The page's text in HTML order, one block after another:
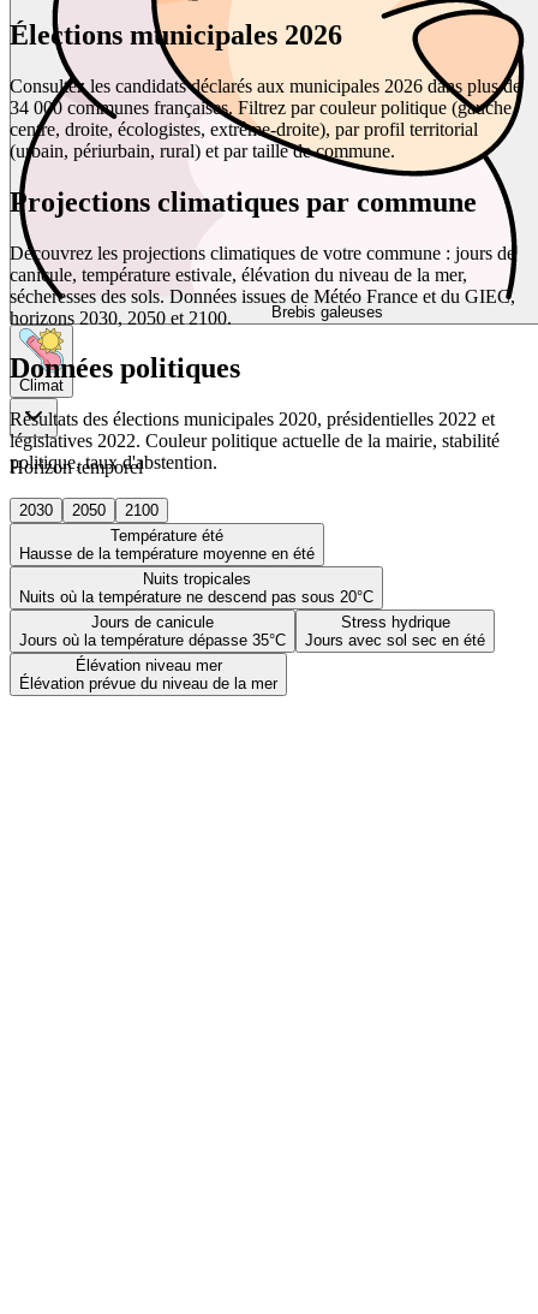
Brebis galeuses
Climat
Horizon temporel
2030 2050
2100
Température été
Hausse de la température moyenne en été
Nuits tropicales
Nuits où la température ne descend pas sous 20°C
Jours de canicule
Jours où la température dépasse 35°C
Stress hydrique
Jours avec sol sec en été
Élévation niveau mer
Élévation prévue du niveau de la mer
Élections municipales 2026
Consultez les candidats déclarés aux municipales 2026 dans plus de
34 000 communes françaises. Filtrez par couleur politique (gauche,
centre, droite, écologistes, extrême-droite), par profil territorial
(urbain, périurbain, rural) et par taille de commune.
Projections climatiques par commune
Découvrez les projections climatiques de votre commune : jours de
canicule, température estivale, élévation du niveau de la mer,
sécheresses des sols. Données issues de Météo France et du GIEC,
horizons 2030, 2050 et 2100.
Données politiques
Résultats des élections municipales 2020, présidentielles 2022 et
législatives 2022. Couleur politique actuelle de la mairie, stabilité
politique, taux d'abstention.